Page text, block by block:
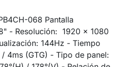
3PB4CH-068 Pantalla
- Resolución: 1920 x 1080
144Hz - Tiempo
/ 4ms (GTG) - Tipo de panel: